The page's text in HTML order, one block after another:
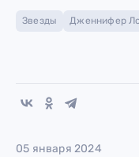
Звезды Дженнифер
05 января 2024